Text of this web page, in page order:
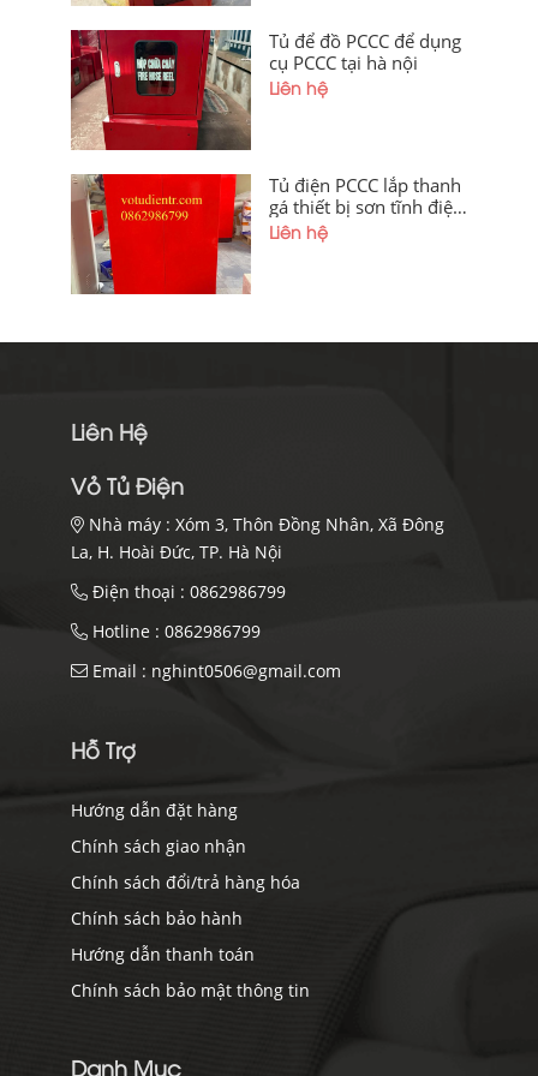
Tủ để đồ PCCC để dụng
cụ PCCC tại hà nội
Liên hệ
Tủ điện PCCC lắp thanh
gá thiết bị sơn tĩnh điện
tại Hà Nội
Liên hệ
Liên Hệ
Vỏ Tủ Điện
Nhà máy : Xóm 3, Thôn Đồng Nhân, Xã Đông
La, H. Hoài Đức, TP. Hà Nội
Điện thoại : 0862986799
Hotline : 0862986799
Email : nghint0506@gmail.com
Hỗ Trợ
Hướng dẫn đặt hàng
Chính sách giao nhận
Chính sách đổi/trả hàng hóa
Chính sách bảo hành
Hướng dẫn thanh toán
Chính sách bảo mật thông tin
Danh Mục